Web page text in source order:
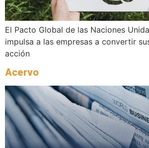
El Pacto Global de las Naciones
impulsa a las empresas a convertir
acción
Acervo